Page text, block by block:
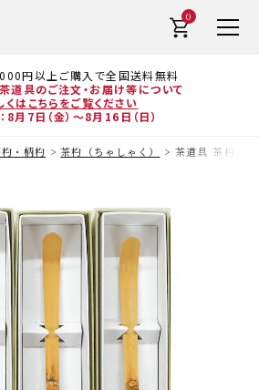
円以上ご購入で全国送料無料
道具のご注文・お届け等について
くはこちらをご覧ください
月7日（金）～8月16日（日）
0
・柄杓 茶杓（ちゃしゃく） 茶道具 茶杓（